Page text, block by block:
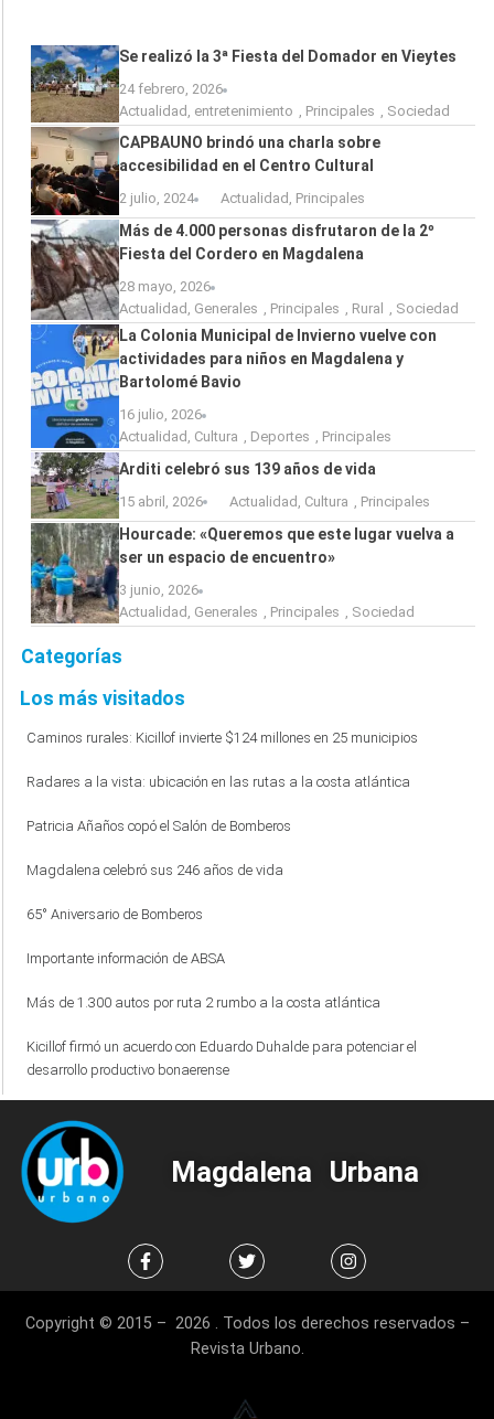
Se realizó la 3ª Fiesta del Domador en Vieytes
24 febrero, 2026
Actualidad , entretenimiento , Principales , Sociedad
CAPBAUNO brindó una charla sobre
accesibilidad en el Centro Cultural
2 julio, 2024 Actualidad , Principales
Más de 4.000 personas disfrutaron de la 2º
Fiesta del Cordero en Magdalena
28 mayo, 2026
Actualidad , Generales , Principales , Rural , Sociedad
La Colonia Municipal de Invierno vuelve con
actividades para niños en Magdalena y
Bartolomé Bavio
16 julio, 2026
Actualidad , Cultura , Deportes , Principales
Arditi celebró sus 139 años de vida
15 abril, 2026 Actualidad Cultura Principales
Hourcade: «Queremos que este lugar vuelva a
ser un espacio de encuentro»
3 junio, 2026
Actualidad , Generales , Principales , Sociedad
Categorías
Los más visitados
Caminos rurales: Kicillof invierte $124 millones en 25 municipios
Radares a la vista: ubicación en las rutas a la costa atlántica
Patricia Añaños copó el Salón de Bomberos
Magdalena celebró sus 246 años de vida
65° Aniversario de Bomberos
Importante información de ABSA
Más de 1.300 autos por ruta 2 rumbo a la costa atlántica
Kicillof firmó un acuerdo con Eduardo Duhalde para potenciar el
desarrollo productivo bonaerense
Magdalena Urbana
Copyright © 2015 – 2026 . Todos los derechos reservados –
Revista Urbano.